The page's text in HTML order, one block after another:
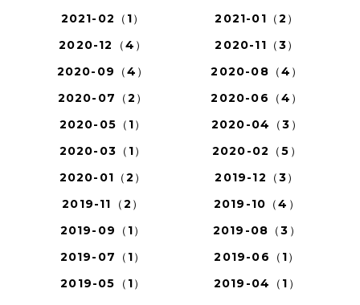
2021-02（1）
2021-01（2）
2020-12（4）
2020-11（3）
2020-09（4）
2020-08（4）
2020-07（2）
2020-06（4）
2020-05（1）
2020-04（3）
2020-03（1）
2020-02（5）
2020-01（2）
2019-12（3）
2019-11（2）
2019-10（4）
2019-09（1）
2019-08（3）
2019-07（1）
2019-06（1）
2019-05（1）
2019-04（1）